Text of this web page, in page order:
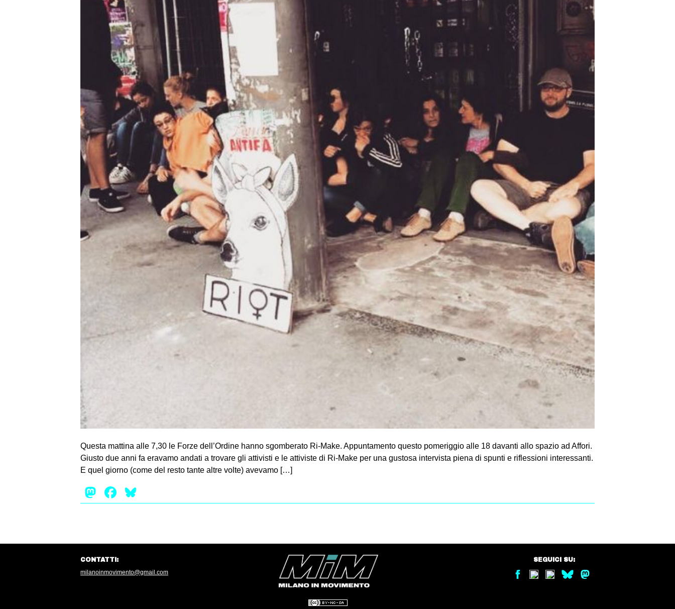
Questa mattina alle 7,30 le Forze dell’Ordine hanno sgomberato Ri-Make. Appuntamento questo pomeriggio alle 18 davanti allo spazio ad Affori.
Giusto due anni fa eravamo andati a trovare gli attivisti e le attiviste di Ri-Make per una gustosa intervista piena di spunti e riflessioni interessanti.
E quel giorno (come del resto tante altre volte) avevamo […]
Mastodon
Facebook
CONTATTI:
milanoinmovimento@gmail.com
SEGUICI SU: